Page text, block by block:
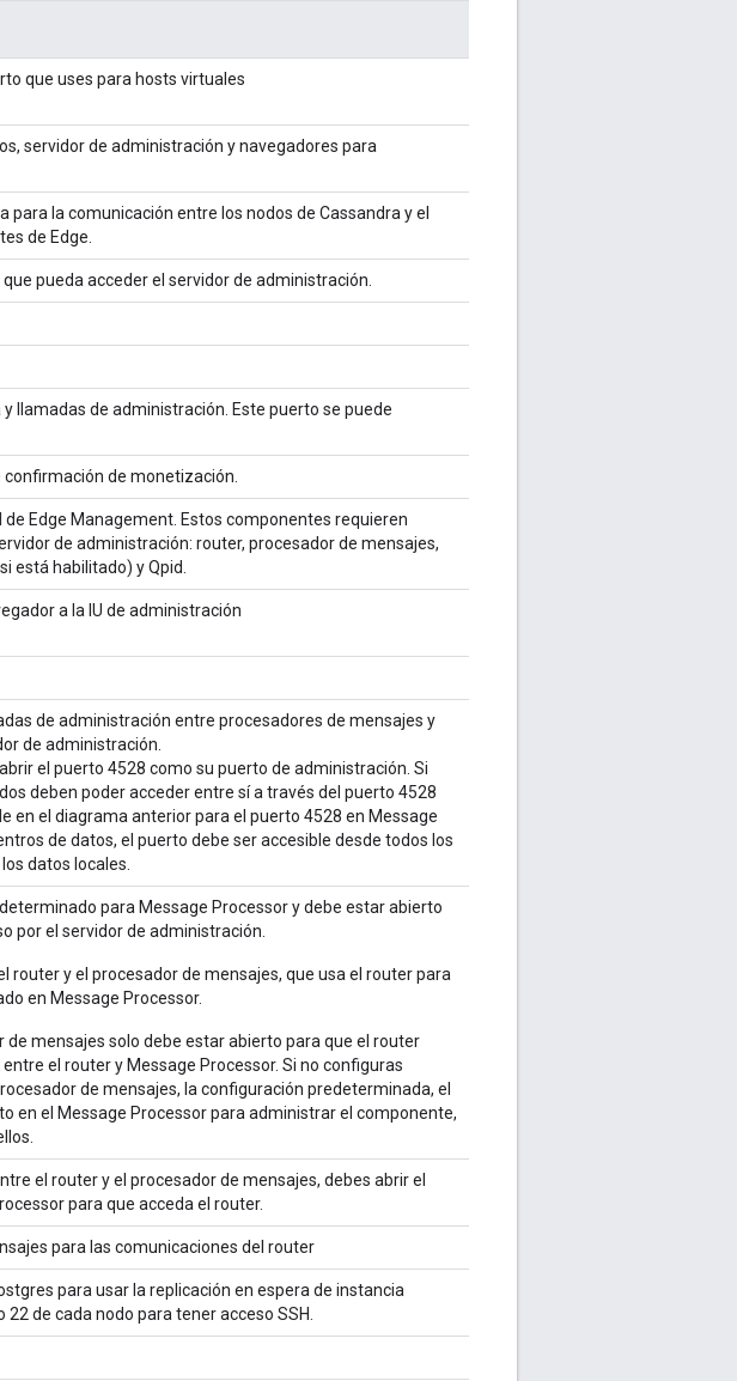
que uses para hosts virtuales
servidor de administración y navegadores para
para la comunicación entre los nodos de Cassandra y el
de Edge.
pueda acceder el servidor de administración.
llamadas de administración. Este puerto se puede
de monetización.
de Edge Management. Estos componentes requieren
de administración: router, procesador de mensajes,
está habilitado) y Qpid.
a la IU de administración
de administración entre procesadores de mensajes y
de administración.
el puerto 4528 como su puerto de administración. Si
deben poder acceder entre sí a través del puerto 4528
en el diagrama anterior para el puerto 4528 en Message
de datos, el puerto debe ser accesible desde todos los
datos locales.
para Message Processor y debe estar abierto
por el servidor de administración.
router y el procesador de mensajes, que usa el router para
en Message Processor.
de mensajes solo debe estar abierto para que el router
el router y Message Processor. Si no configuras
de mensajes, la configuración predeterminada, el
en el Message Processor para administrar el componente,
el router y el procesador de mensajes, debes abrir el
para que acceda el router.
para las comunicaciones del router
para usar la replicación en espera de instancia
de cada nodo para tener acceso SSH.